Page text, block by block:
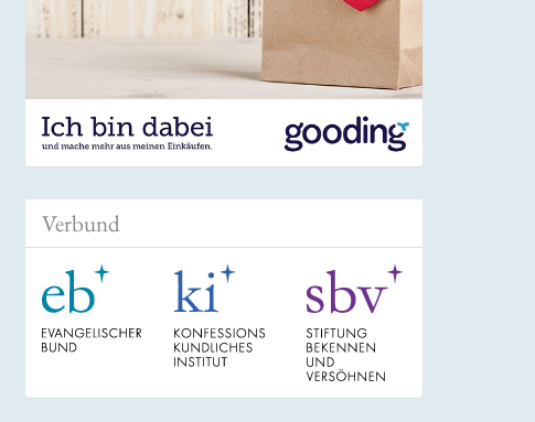
Verbund